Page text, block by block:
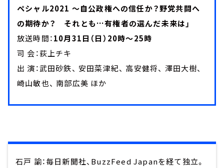
ペシャル2021 ～自公政権への信任か？野党共闘へ
の期待か？ それとも…有権者の選んだ未来は」
放送時間：10月31日（日）20時～25時
司 会：荻上チキ
出 演：武田砂鉄、 安田菜津紀、 高安健将、 澤田大樹、
崎山敏也、 南部広美 ほか
石戸 諭：毎日新聞社、BuzzFeed Japanを経て独立。